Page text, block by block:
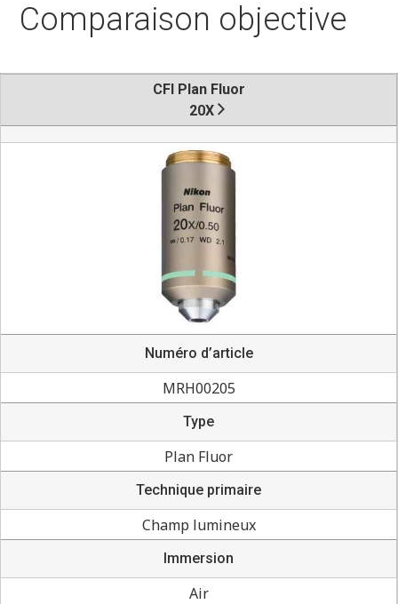
Comparaison objective
CFI Plan Fluor
20X
Numéro d’article
MRH00205
Type
Plan Fluor
Technique primaire
Champ lumineux
Immersion
Air